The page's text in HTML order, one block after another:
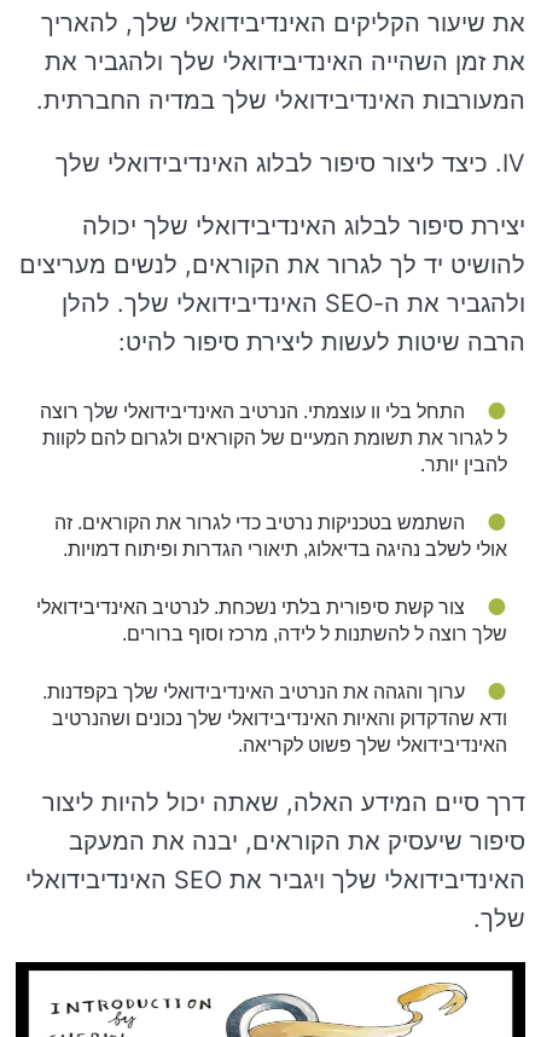
את שיעור הקליקים האינדיבידואלי שלך, להאריך
את זמן השהייה האינדיבידואלי שלך ולהגביר את
המעורבות האינדיבידואלי שלך במדיה החברתית.
IV. כיצד ליצור סיפור לבלוג האינדיבידואלי שלך
יצירת סיפור לבלוג האינדיבידואלי שלך יכולה
להושיט יד לך לגרור את הקוראים, לנשים מעריצים
ולהגביר את ה-SEO האינדיבידואלי שלך. להלן
הרבה שיטות לעשות ליצירת סיפור להיט:
התחל בלי וו עוצמתי. הנרטיב האינדיבידואלי שלך רוצה
ל לגרור את תשומת המעיים של הקוראים ולגרום להם לקוות
להבין יותר.
השתמש בטכניקות נרטיב כדי לגרור את הקוראים. זה
אולי לשלב נהיגה בדיאלוג, תיאורי הגדרות ופיתוח דמויות.
צור קשת סיפורית בלתי נשכחת. לנרטיב האינדיבידואלי
שלך רוצה ל להשתנות ל לידה, מרכז וסוף ברורים.
ערוך והגהה את הנרטיב האינדיבידואלי שלך בקפדנות.
ודא שהדקדוק והאיות האינדיבידואלי שלך נכונים ושהנרטיב
האינדיבידואלי שלך פשוט לקריאה.
דרך סיים המידע האלה, שאתה יכול להיות ליצור
סיפור שיעסיק את הקוראים, יבנה את המעקב
האינדיבידואלי שלך ויגביר את SEO האינדיבידואלי
שלך.